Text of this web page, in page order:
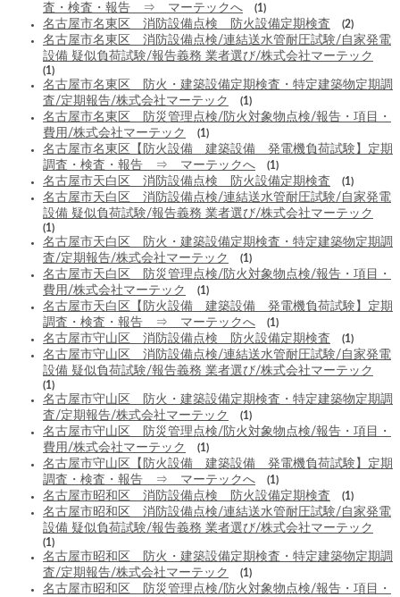
査・検査・報告 ⇒ マーテックへ
(1)
名古屋市名東区 消防設備点検 防火設備定期検査 (2)
名古屋市名東区 消防設備点検/連結送水管耐圧試験/自家発電
設備 疑似負荷試験/報告義務 業者選び/株式会社マーテック
(1)
名古屋市名東区 防火・建築設備定期検査・特定建築物定期調
査/定期報告/株式会社マーテック
(1)
名古屋市名東区 防災管理点検/防火対象物点検/報告・項目・
費用/株式会社マーテック
(1)
名古屋市名東区【防火設備 建築設備 発電機負荷試験】定期
調査・検査・報告 ⇒ マーテックへ
(1)
名古屋市天白区 消防設備点検 防火設備定期検査 (1)
名古屋市天白区 消防設備点検/連結送水管耐圧試験/自家発電
設備 疑似負荷試験/報告義務 業者選び/株式会社マーテック
(1)
名古屋市天白区 防火・建築設備定期検査・特定建築物定期調
査/定期報告/株式会社マーテック
(1)
名古屋市天白区 防災管理点検/防火対象物点検/報告・項目・
費用/株式会社マーテック
(1)
名古屋市天白区【防火設備 建築設備 発電機負荷試験】定期
調査・検査・報告 ⇒ マーテックへ
(1)
名古屋市守山区 消防設備点検 防火設備定期検査 (1)
名古屋市守山区 消防設備点検/連結送水管耐圧試験/自家発電
設備 疑似負荷試験/報告義務 業者選び/株式会社マーテック
(1)
名古屋市守山区 防火・建築設備定期検査・特定建築物定期調
査/定期報告/株式会社マーテック
(1)
名古屋市守山区 防災管理点検/防火対象物点検/報告・項目・
費用/株式会社マーテック
(1)
名古屋市守山区【防火設備 建築設備 発電機負荷試験】定期
調査・検査・報告 ⇒ マーテックへ
(1)
名古屋市昭和区 消防設備点検 防火設備定期検査 (1)
名古屋市昭和区 消防設備点検/連結送水管耐圧試験/自家発電
設備 疑似負荷試験/報告義務 業者選び/株式会社マーテック
(1)
名古屋市昭和区 防火・建築設備定期検査・特定建築物定期調
査/定期報告/株式会社マーテック
(1)
名古屋市昭和区 防災管理点検/防火対象物点検/報告・項目・